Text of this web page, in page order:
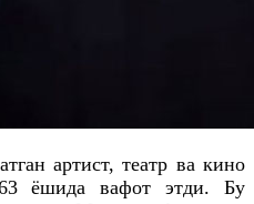
артист, театр ва кино
ёшида вафот этди. Бу